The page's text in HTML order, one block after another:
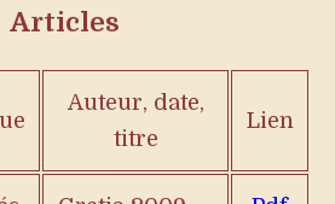
Articles
Auteur, date,
titre
Lien